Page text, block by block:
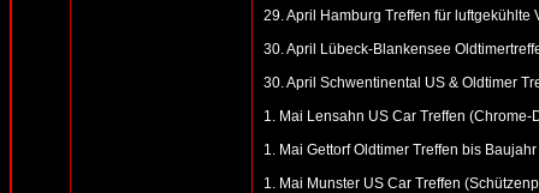
29. April Hamburg Treffen für
30. April Lübeck-Blankensee
30. April Schwentinental US & Oldtimer
1. Mai Lensahn US Car Treffen (Chrome-
1. Mai Gettorf Oldtimer Treffen bis
1. Mai Munster US Car Treffen